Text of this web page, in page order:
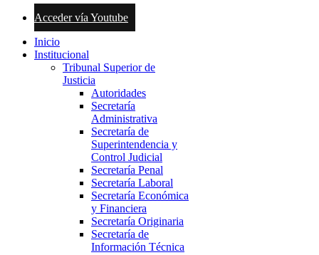
Acceder vía Youtube
Inicio
Institucional
Tribunal Superior de
Justicia
Autoridades
Secretaría
Administrativa
Secretaría de
Superintendencia y
Control Judicial
Secretaría Penal
Secretaría Laboral
Secretaría Económica
y Financiera
Secretaría Originaria
Secretaría de
Información Técnica